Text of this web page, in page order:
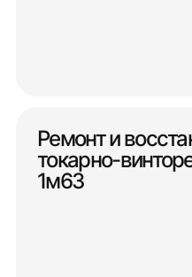
Ремонт и
токарно-
1м63